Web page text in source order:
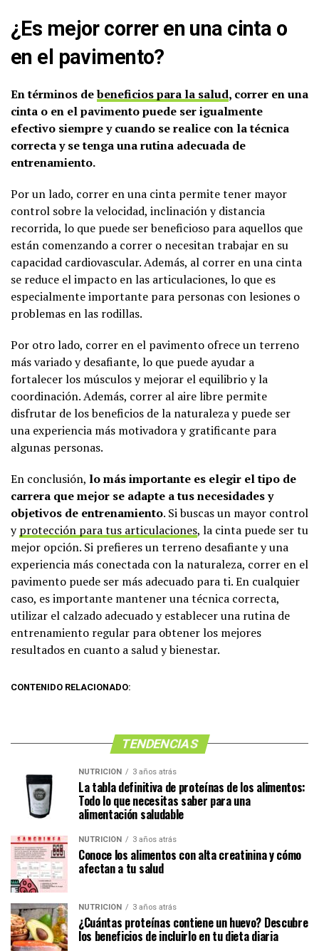
¿Es mejor correr en una cinta o
en el pavimento?
En términos debeneficios para la salud, correr en una
cinta o en el pavimento puede ser igualmente
efectivo siempre y cuando se realice con la técnica
correcta y se tenga una rutina adecuada de
entrenamiento.
Por un lado, correr en una cinta permite tener mayor
control sobre la velocidad, inclinación y distancia
recorrida, lo que puede ser beneficioso para aquellos que
están comenzando a correr o necesitan trabajar en su
capacidad cardiovascular. Además, al correr en una cinta
se reduce el impacto en las articulaciones, lo que es
especialmente importante para personas con lesiones o
problemas en las rodillas.
Por otro lado, correr en el pavimento ofrece un terreno
más variado y desafiante, lo que puede ayudar a
fortalecer los músculos y mejorar el equilibrio y la
coordinación. Además, correr al aire libre permite
disfrutar de los beneficios de la naturaleza y puede ser
una experiencia más motivadora y gratificante para
algunas personas.
En conclusión, lo más importante es elegir el tipo de
carrera que mejor se adapte a tus necesidades y
objetivos de entrenamiento. Si buscas un mayor control
yprotección para tus articulaciones, la cinta puede ser tu
mejor opción. Si prefieres un terreno desafiante y una
experiencia más conectada con la naturaleza, correr en el
pavimento puede ser más adecuado para ti. En cualquier
caso, es importante mantener una técnica correcta,
utilizar el calzado adecuado y establecer una rutina de
entrenamiento regular para obtener los mejores
resultados en cuanto a salud y bienestar.
CONTENIDO RELACIONADO:
TENDENCIAS
NUTRICIÓN 3 años atrás
La tabla definitiva de proteínas de los alimentos:
Todo lo que necesitas saber para una
alimentación saludable
NUTRICIÓN 3 años atrás
Conoce los alimentos con alta creatinina y cómo
afectan a tu salud
NUTRICIÓN 3 años atrás
¿Cuántas proteínas contiene un huevo? Descubre
los beneficios de incluirlo en tu dieta diaria